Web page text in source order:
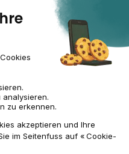
Cookie-Verwaltung
Group
| CHF
Alle Rechte vorbehalten.